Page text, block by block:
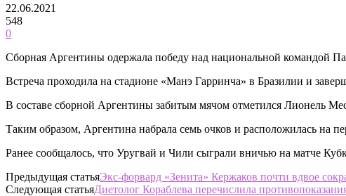
22.06.2021
548
0
Сборная Аргентины одержала победу над национальной командой
Встреча проходила на стадионе «Манэ Гарринча» в Бразилии и
В составе сборной Аргентины забитым мячом отметился Лионель
Таким образом, Аргентина набрала семь очков и расположилась на
Ранее сообщалось, что Уругвай и Чили сыграли вничью на матче
Предыдущая статьяЭкс-форвард «Зенита» Кержаков почти вдвое
Следующая статьяДиетолог Кораблева перечислила